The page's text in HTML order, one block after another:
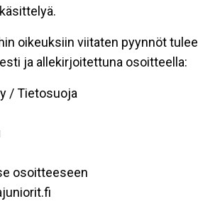
oikeuksiin viitaten pyynnöt tulee
ja allekirjoitettuna osoitteella:
/ Tietosuoja
osoitteeseen